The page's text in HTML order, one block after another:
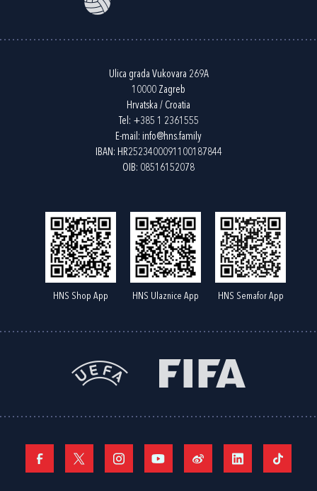
Ulica grada Vukovara 269A
10000 Zagreb
Hrvatska / Croatia
Tel: +385 1 2361555
E-mail: info@hns.family
IBAN: HR2523400091100187844
OIB: 08516152078
HNS Shop App HNS Ulaznice App HNS Semafor App